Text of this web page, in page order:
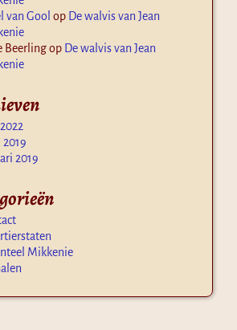
van Gool op De walvis van Jean
Beerlingop De walvis van Jean
2019
Mikkenie